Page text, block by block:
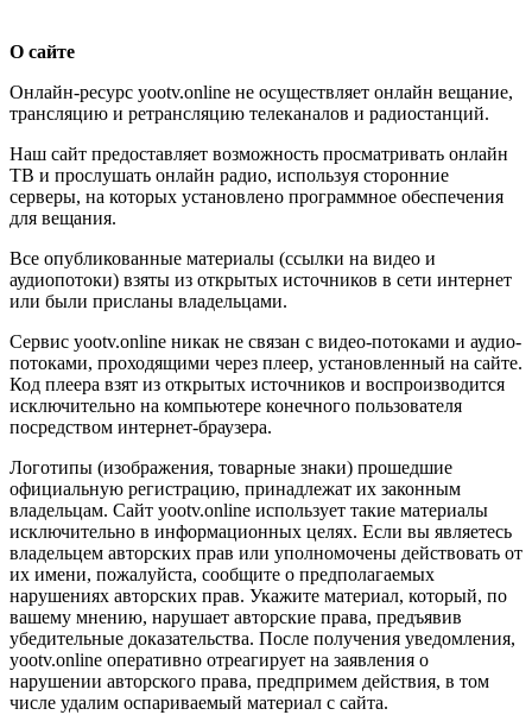
О сайте
Онлайн-ресурс yootv.online не осуществляет онлайн вещание,
трансляцию и ретрансляцию телеканалов и радиостанций.
Наш сайт предоставляет возможность просматривать онлайн
ТВ и прослушать онлайн радио, используя сторонние
серверы, на которых установлено программное обеспечения
для вещания.
Все опубликованные материалы (ссылки на видео и
аудиопотоки) взяты из открытых источников в сети интернет
или были присланы владельцами.
Сервис yootv.online никак не связан с видео-потоками и аудио-
потоками, проходящими через плеер, установленный на сайте.
Код плеера взят из открытых источников и воспроизводится
исключительно на компьютере конечного пользователя
посредством интернет-браузера.
Логотипы (изображения, товарные знаки) прошедшие
официальную регистрацию, принадлежат их законным
владельцам. Сайт yootv.online использует такие материалы
исключительно в информационных целях. Если вы являетесь
владельцем авторских прав или уполномочены действовать от
их имени, пожалуйста, сообщите о предполагаемых
нарушениях авторских прав. Укажите материал, который, по
вашему мнению, нарушает авторские права, предъявив
убедительные доказательства. После получения уведомления,
yootv.online оперативно отреагирует на заявления о
нарушении авторского права, предпримем действия, в том
числе удалим оспариваемый материал с сайта.